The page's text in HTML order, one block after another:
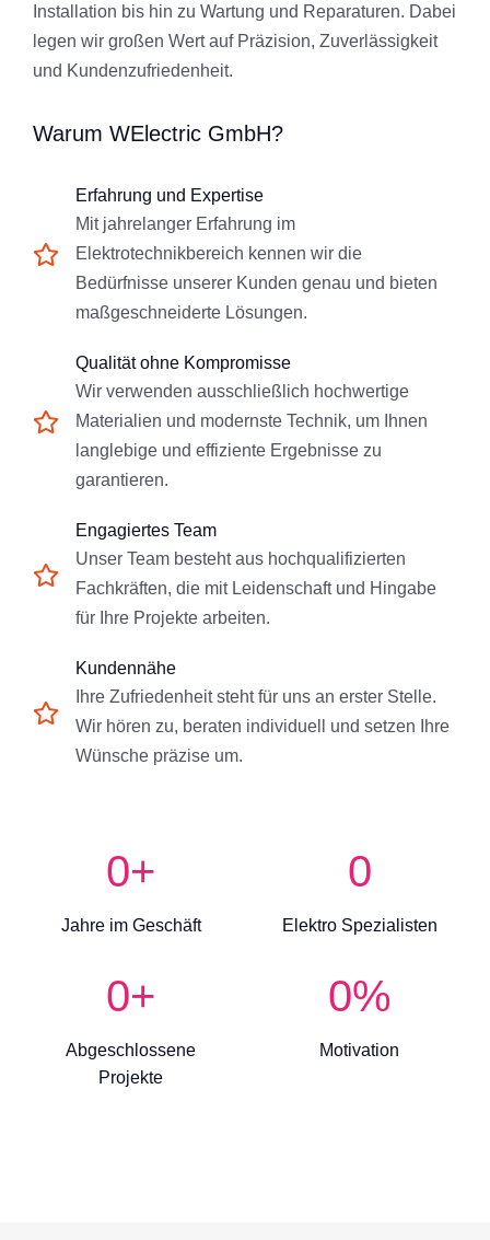
Installation bis hin zu Wartung und Reparaturen. Dabei
legen wir großen Wert auf Präzision, Zuverlässigkeit
und Kundenzufriedenheit.
Warum WElectric GmbH?
Erfahrung und Expertise
Mit jahrelanger Erfahrung im
Elektrotechnikbereich kennen wir die
Bedürfnisse unserer Kunden genau und bieten
maßgeschneiderte Lösungen.
Qualität ohne Kompromisse
Wir verwenden ausschließlich hochwertige
Materialien und modernste Technik, um Ihnen
langlebige und effiziente Ergebnisse zu
garantieren.
Engagiertes Team
Unser Team besteht aus hochqualifizierten
Fachkräften, die mit Leidenschaft und Hingabe
für Ihre Projekte arbeiten.
Kundennähe
Ihre Zufriedenheit steht für uns an erster Stelle.
Wir hören zu, beraten individuell und setzen Ihre
Wünsche präzise um.
0+
Jahre im Geschäft
0
Elektro Spezialisten
0+
Abgeschlossene
Projekte
0%
Motivation